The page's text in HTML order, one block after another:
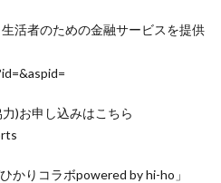
活者のための金融サービスを提供
)お申し込みはこちら
かりコラボpowered by hi-ho」